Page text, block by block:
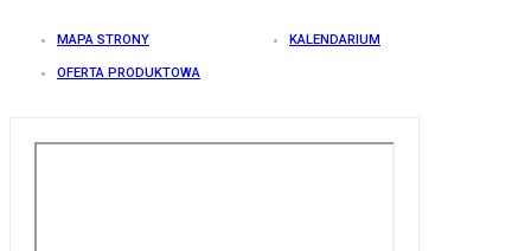
MAPA STRONY KALENDARIUM
OFERTA PRODUKTOWA